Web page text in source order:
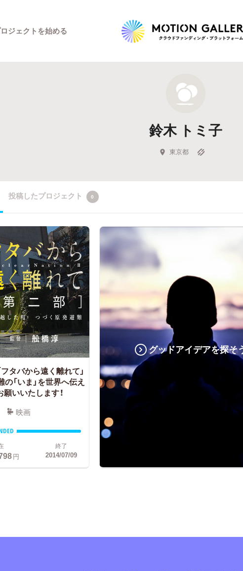
新着プロジェクト
Feature
キュレーターから探す
ジェクトを始める
鈴木 トミ子
東京都
投稿したプロジェクト 0
タバから遠く離れて」
の「いま」を世界へ伝え
いいたします！
映画
円
終了
2014/07/09
グッドアイデアを探そ